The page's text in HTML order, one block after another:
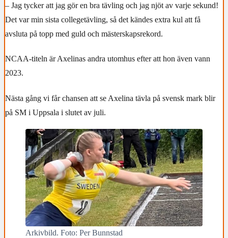
– Jag tycker att jag gör en bra tävling och jag njöt av varje sekund!
Det var min sista collegetävling, så det kändes extra kul att få
avsluta på topp med guld och mästerskapsrekord.
NCAA-titeln är Axelinas andra utomhus efter att hon även vann
2023.
Nästa gång vi får chansen att se Axelina tävla på svensk mark blir
på SM i Uppsala i slutet av juli.
Arkivbild. Foto: Per Bunnstad